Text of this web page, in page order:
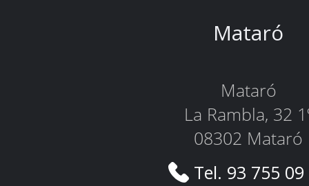
Mataró
Mataró
La Rambla, 32
08302 Mataró
Tel. 93 755